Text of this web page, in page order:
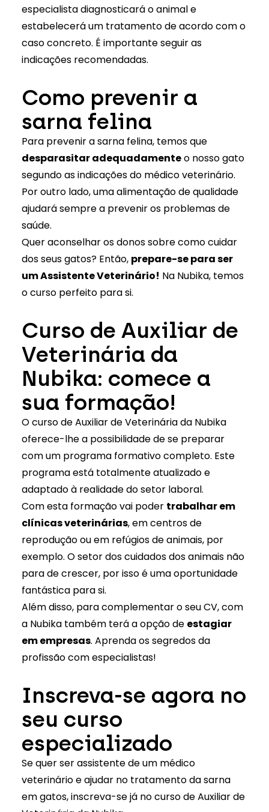
especialista diagnosticará o animal e
estabelecerá um tratamento de acordo com o
caso concreto. É importante seguir as
indicações recomendadas.
Como prevenir a
sarna felina
Para prevenir a sarna felina, temos que
desparasitar adequadamenteo nosso gato
segundo as indicações do médico veterinário.
Por outro lado, uma alimentação de qualidade
ajudará sempre a prevenir os problemas de
saúde.
Quer aconselhar os donos sobre como cuidar
dos seus gatos? Então, prepare-se para ser
um Assistente Veterinário! Na Nubika, temos
o curso perfeito para si.
Curso de Auxiliar de
Veterinária da
Nubika: comece a
sua formação!
O curso deAuxiliar de Veterináriada Nubika
oferece-lhe a possibilidade de se preparar
com um programa formativo completo. Este
programa está totalmente atualizado e
adaptado à realidade do setor laboral.
Com esta formação vai poder trabalhar em
clínicas veterinárias, em centros de
reprodução ou em refúgios de animais, por
exemplo. O setor dos cuidados dos animais não
para de crescer, por isso é uma oportunidade
fantástica para si.
Além disso, para complementar o seu CV, com
a Nubika também terá a opção de estagiar
em empresas. Aprenda os segredos da
profissão com especialistas!
Inscreva-se agora no
seu curso
especializado
Se quer ser assistente de um médico
veterinário e ajudar no tratamento da sarna
em gatos, inscreva-se já no curso deAuxiliar de